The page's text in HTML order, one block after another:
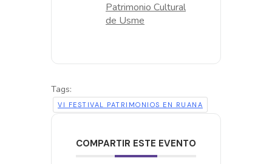
Patrimonio Cultural
de Usme
Tags:
VI FESTIVAL PATRIMONIOS EN RUANA
COMPARTIR ESTE EVENTO